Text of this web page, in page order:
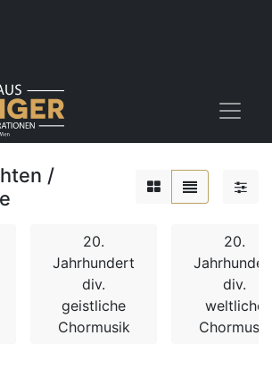
/
20.
Jahrhundert
div.
geistliche
Chormusik
20.
div.
weltliche
Chormusik